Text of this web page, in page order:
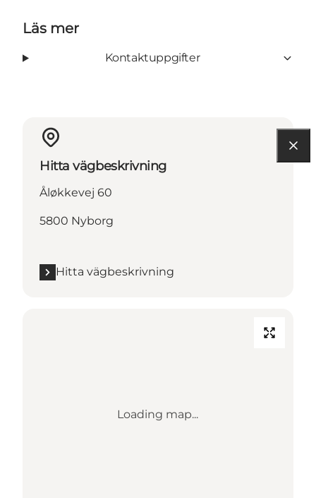
Läs mer
Kontaktuppgifter
Hitta vägbeskrivning
Åløkkevej 60
5800 Nyborg
Hitta vägbeskrivning
Loading map...